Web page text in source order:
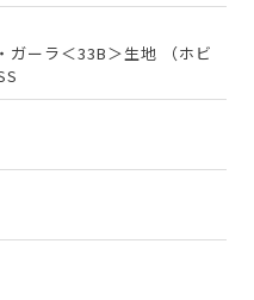
ガーラ＜33B＞生地 （ホビ